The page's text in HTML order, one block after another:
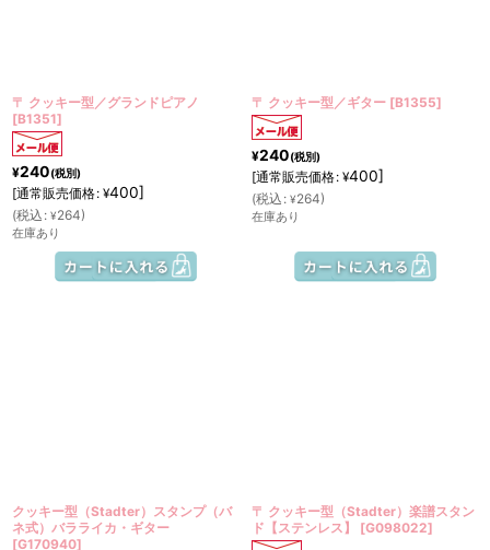
〒 クッキー型／グランドピアノ
[B1351]
¥240(税別)
[通常販売価格: ¥400]
(税込 : ¥264)
在庫あり
〒 クッキー型／ギター [B1355]
¥240(税別)
[通常販売価格: ¥400]
(税込 : ¥264)
在庫あり
クッキー型（Stadter）スタンプ（バ
ネ式）バラライカ・ギター
[G170940]
〒 クッキー型（Stadter）楽譜スタン
ド【ステンレス】
[G098022]